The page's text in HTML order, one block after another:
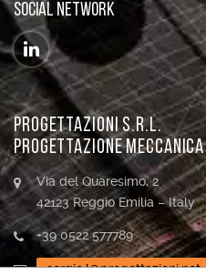
SOCIAL NETWORK
PROGETTAZIONI s.r.l.
Progettazione meccanica
Via del Quaresimo, 2
42123 Reggio Emilia – Italy
+39 0522 577789
sergio.l@progettazioni.net